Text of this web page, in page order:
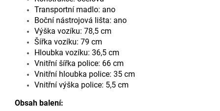
Transportní madlo: ano
Boční nástrojová lišta: ano
Výška vozíku: 78,5 cm
Šířka vozíku: 79 cm
Hloubka vozíku: 36,5 cm
Vnitřní šířka police: 66 cm
Vnitřní hloubka police: 35 cm
Vnitřní výška police: 5,5 cm
Obsah balení: